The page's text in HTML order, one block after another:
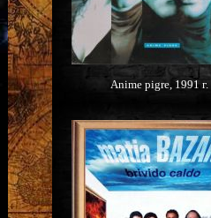
Anime pigre, 1991 г.